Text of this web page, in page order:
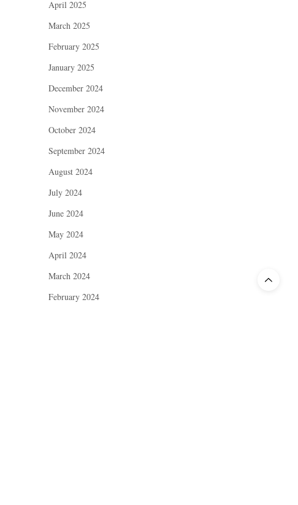
April 2025
March 2025
February 2025
January 2025
December 2024
November 2024
October 2024
September 2024
August 2024
July 2024
June 2024
May 2024
April 2024
March 2024
February 2024